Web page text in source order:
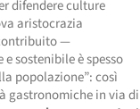
difendere culture
aristocrazia
—
sostenibile è spesso
popolazione”: così
gastronomiche in via di